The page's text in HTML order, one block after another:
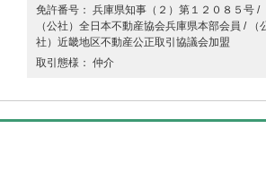
免許番号： 兵庫県知事（２）第１２０８５号 /
（公社）全日本不動産協会兵庫県本部会員 / （
社）近畿地区不動産公正取引協議会加盟
取引態様： 仲介